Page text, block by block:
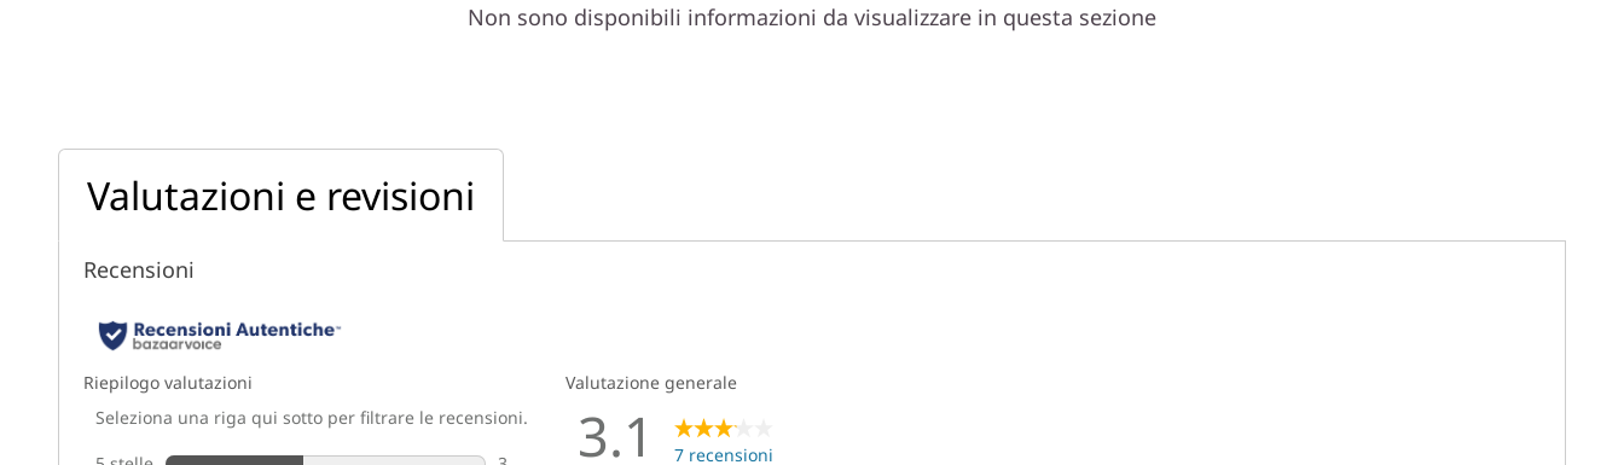
Non sono disponibili informazioni da visualizzare in questa sezione
Valutazioni e revisioni